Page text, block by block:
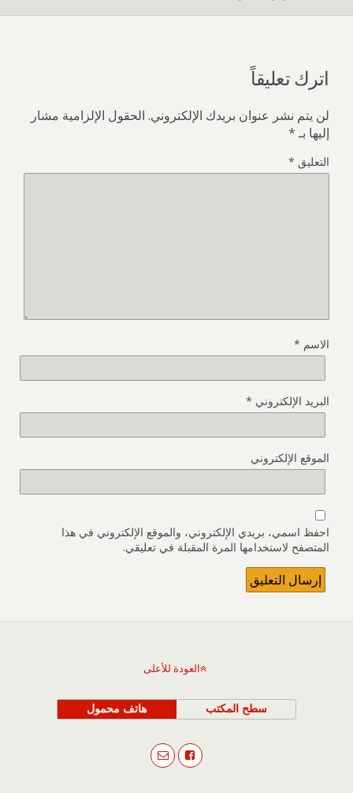
اترك تعليقاً
لن يتم نشر عنوان بريدك الإلكتروني. الحقول الإلزامية مشار
إليها بـ*
التعليق *
الاسم *
البريد الإلكتروني *
الموقع الإلكتروني
احفظ اسمي، بريدي الإلكتروني، والموقع الإلكتروني في هذا
المتصفح لاستخدامها المرة المقبلة في تعليقي.
العودة للأعلى
هاتف محمول سطح المكتب